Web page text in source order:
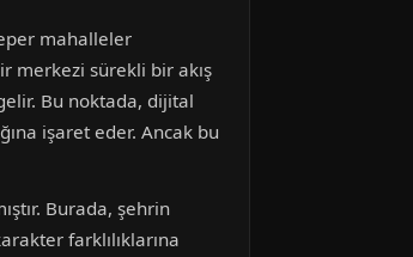
mahalleler
merkezi sürekli bir akış
Bu noktada, dijital
işaret eder. Ancak bu
Burada, şehrin
farklılıklarına